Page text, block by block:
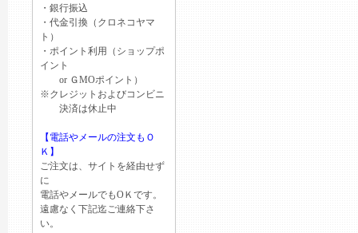
・銀行振込
・代金引換（クロネコヤマ
ト）
・ポイント利用（ショップポ
イント
or ＧМОポイント）
※クレジットおよびコンビニ
決済は休止中
【電話やメールの注文もＯ
Ｋ】
ご注文は、サイトを経由せず
に
電話やメールでもОＫです。
遠慮なく下記迄ご連絡下さ
い。